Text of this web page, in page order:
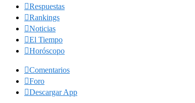
Respuestas
Rankings
Noticias
El Tiempo
Horóscopo
Comentarios
Foro
Descargar App